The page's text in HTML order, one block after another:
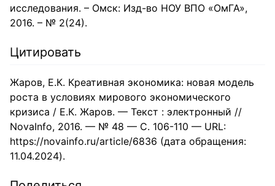
исследования. – Омск: Изд-во НОУ ВПО «ОмГА»,
2016. – № 2(24).
Цитировать
Жаров, Е.К. Креативная экономика: новая модель
роста в условиях мирового экономического
кризиса / Е.К. Жаров. — Текст : электронный //
NovaInfo, 2016. — № 48 — С. 106-110 — URL:
https://novainfo.ru/article/6836 (дата обращения:
11.04.2024).